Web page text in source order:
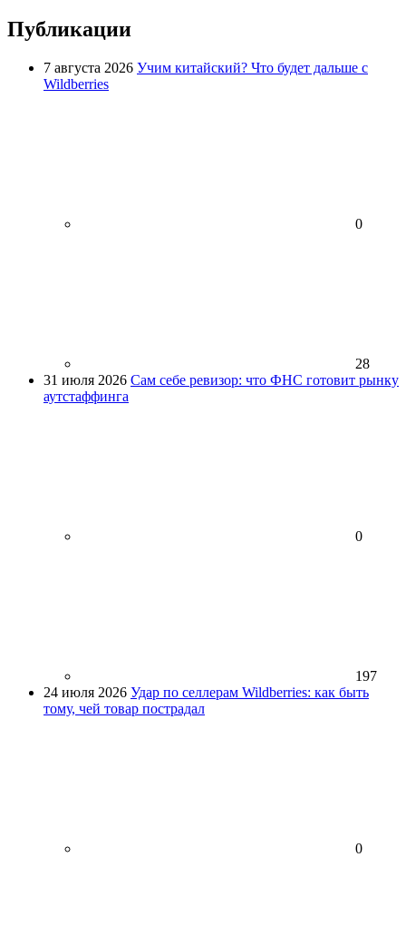
Публикации
7 августа 2026 Учим китайский? Что будет дальше с
Wildberries
0
28
31 июля 2026 Сам себе ревизор: что ФНС готовит рынку
аутстаффинга
0
197
24 июля 2026 Удар по селлерам Wildberries: как быть
тому, чей товар пострадал
0